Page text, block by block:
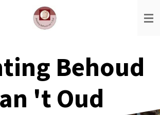
Behoud
't Oud